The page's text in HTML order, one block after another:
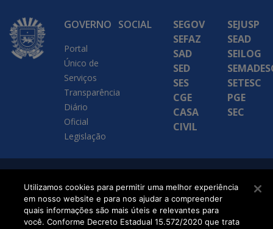
GOVERNO
Portal
Único de
Serviços
Transparência
Diário
Oficial
Legislação
SOCIAL
SEGOV
SEFAZ
SAD
SED
SES
CGE
CASA
CIVIL
SEJUSP
SEAD
SEILOG
SETESC
PGE
SEC
SETDIG | Secretaria-
Executiva de
Transformação Digital
Utilizamos cookies para permitir uma melhor experiência
em nosso website e para nos ajudar a compreender
quais informações são mais úteis e relevantes para
você. Conforme Decreto Estadual 15.572/2020 que trata